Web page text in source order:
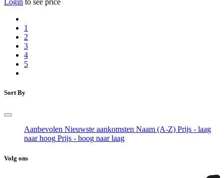
Login to see price
1
2
3
4
5
Sort By
Aanbevolen Nieuwste aankomsten Naam (A-Z) Prijs - laag
naar hoog Prijs - hoog naar laag
Volg ons